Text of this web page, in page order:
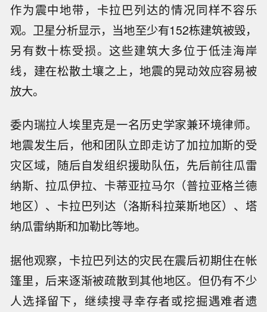
作为震中地带，卡拉巴列达的情况同样不容乐
观。卫星分析显示，当地至少有152栋建筑被毁，
另有数十栋受损。这些建筑大多位于低洼海岸
线，建在松散土壤之上，地震的晃动效应容易被
放大。
委内瑞拉人埃里克是一名历史学家兼环境律师。
地震发生后，他和团队立即走访了加拉加斯的受
灾区域，随后自发组织援助队伍，先后前往瓜雷
纳斯、拉瓜伊拉、卡蒂亚拉马尔（普拉亚格兰德
地区）、卡拉巴列达（洛斯科拉莱斯地区）、塔
纳瓜雷纳斯和加勒比等地。
据他观察，卡拉巴列达的灾民在震后初期住在帐
篷里，后来逐渐被疏散到其他地区。但仍有不少
人选择留下，继续搜寻幸存者或挖掘遇难者遗